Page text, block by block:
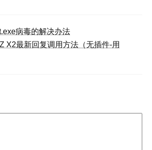
病毒的解决办法
X2最新回复调用方法（无插件-用